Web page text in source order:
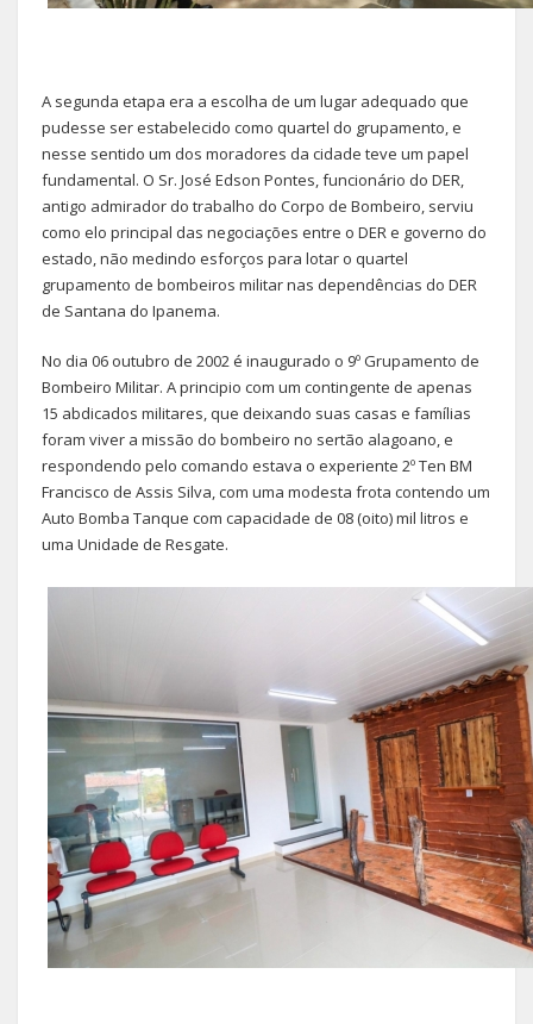
A segunda etapa era a escolha de um lugar adequado que
pudesse ser estabelecido como quartel do grupamento, e
nesse sentido um dos moradores da cidade teve um papel
fundamental. O Sr. José Edson Pontes, funcionário do DER,
antigo admirador do trabalho do Corpo de Bombeiro, serviu
como elo principal das negociações entre o DER e governo do
estado, não medindo esforços para lotar o quartel
grupamento de bombeiros militar nas dependências do DER
de Santana do Ipanema.
No dia 06 outubro de 2002 é inaugurado o 9º Grupamento de
Bombeiro Militar. A principio com um contingente de apenas
15 abdicados militares, que deixando suas casas e famílias
foram viver a missão do bombeiro no sertão alagoano, e
respondendo pelo comando estava o experiente 2º Ten BM
Francisco de Assis Silva, com uma modesta frota contendo um
Auto Bomba Tanque com capacidade de 08 (oito) mil litros e
uma Unidade de Resgate.